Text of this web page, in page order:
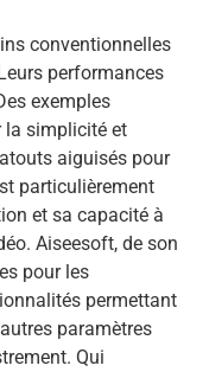
conventionnelles
performances
exemples
la simplicité et
aiguisés pour
particulièrement
et sa capacité à
Aiseesoft, de son
pour les
permettant
paramètres
Qui